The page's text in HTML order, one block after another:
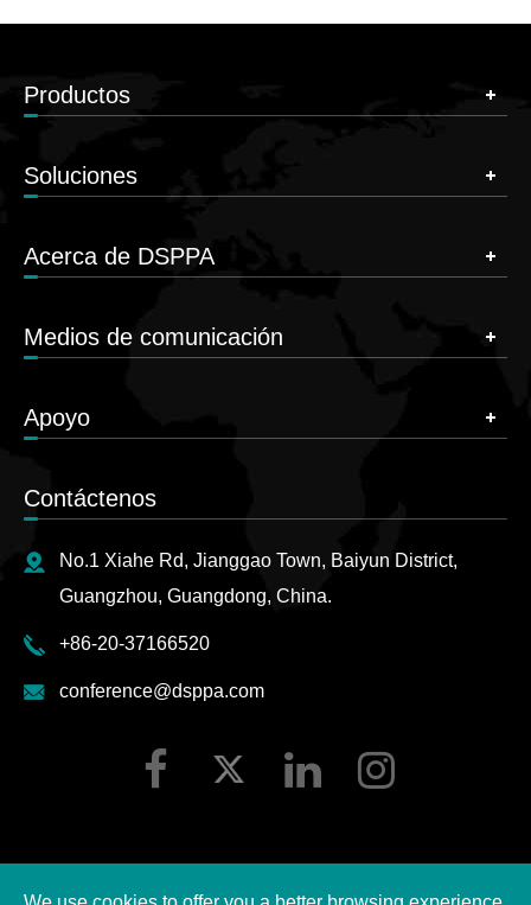
Productos
Soluciones
Acerca de DSPPA
Medios de comunicación
Apoyo
Contáctenos
No.1 Xiahe Rd, Jianggao Town, Baiyun District,
Guangzhou, Guangdong, China.
+86-20-37166520
conference@dsppa.com